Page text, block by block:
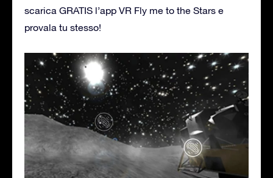
scarica GRATIS l’app VR Fly me to the Stars e
provala tu stesso!